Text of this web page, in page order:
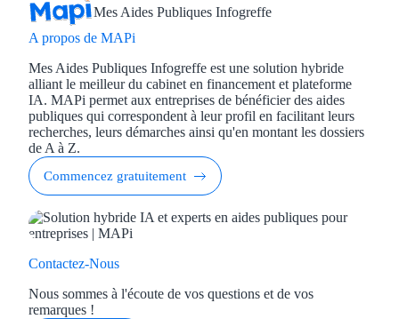
Mes Aides Publiques Infogreffe
A propos de MAPi
Mes Aides Publiques Infogreffe est une solution hybride
alliant le meilleur du cabinet en financement et plateforme
IA. MAPi permet aux entreprises de bénéficier des aides
publiques qui correspondent à leur profil en facilitant leurs
recherches, leurs démarches ainsi qu'en montant les dossiers
de A à Z.
Commencez gratuitement
Contactez-Nous
Nous sommes à l'écoute de vos questions et de vos
remarques !